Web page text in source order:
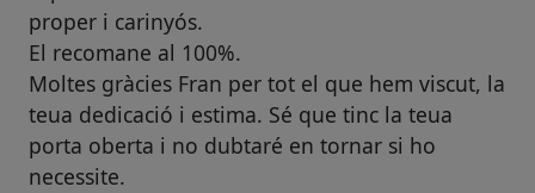
proper i carinyós.
El recomane al 100%.
Moltes gràcies Fran per tot el que hem viscut, la
teua dedicació i estima. Sé que tinc la teua
porta oberta i no dubtaré en tornar si ho
necessite.